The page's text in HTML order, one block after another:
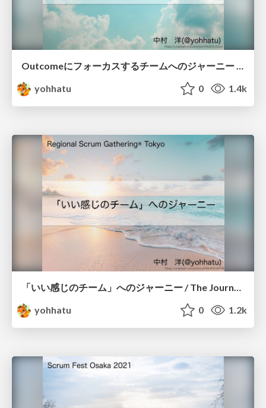
Outcomeにフォーカスするチームへのジャーニー / A Journey to an Outcome-Focused Team
yohhatu
0 1.4k
yohhatu
0 1.2k